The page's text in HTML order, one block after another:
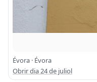
Évora · Évora
Obrir dia 24 de juliol